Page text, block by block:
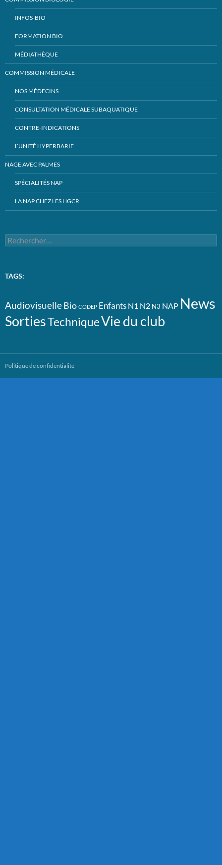
INFOS-BIO
FORMATION BIO
MÉDIATHÈQUE
COMMISSION MÉDICALE
NOS MÉDECINS
CONSULTATION MÉDICALE SUBAQUATIQUE
CONTRE-INDICATIONS
L’UNITÉ HYPERBARIE
NAGE AVEC PALMES
SPÉCIALITÉS NAP
LA NAP CHEZ LES HGCR
Rechercher :
TAGS:
AudiovisuelleBio CODEP Enfants N1 N2 N3 NAP News
SortiesTechniqueVie du club
Politique de confidentialité